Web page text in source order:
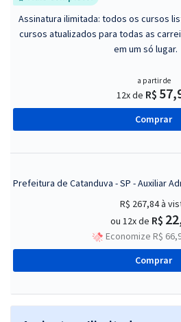
Assinatura ilimitada: todos os cursos
cursos atualizados para todas as
em um só lugar.
a partir de
12x de R$
Comprar
Prefeitura de Catanduva - SP - Auxiliar
R$ 267,84à
ou 12x de R$
Economize R$
Comprar